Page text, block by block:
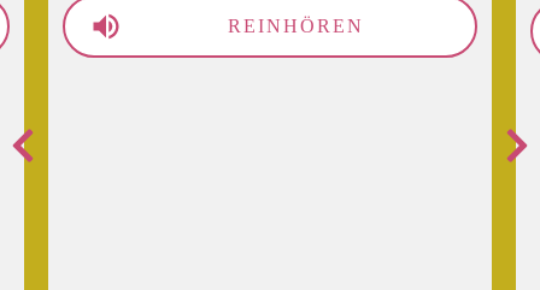
REINHÖREN